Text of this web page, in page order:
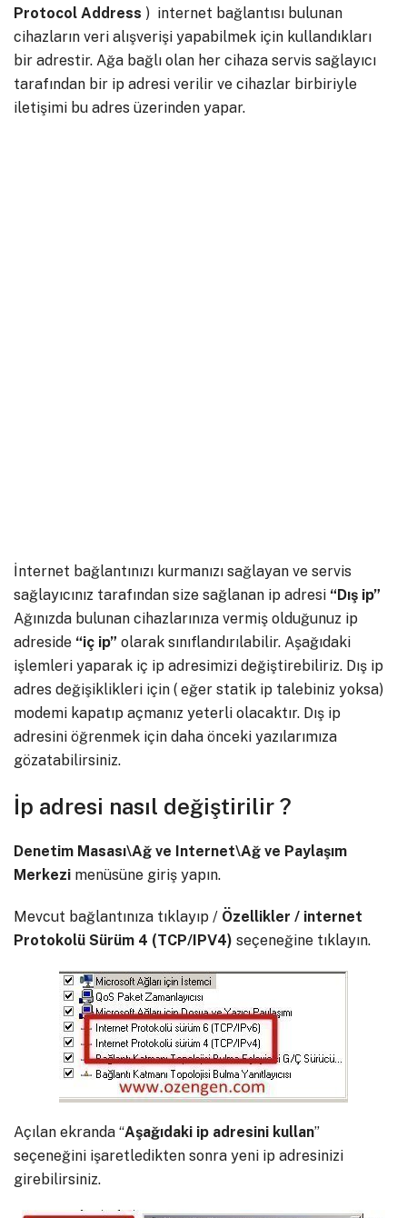
Protocol Address ) internet bağlantısı bulunan
cihazların veri alışverişi yapabilmek için kullandıkları
bir adrestir. Ağa bağlı olan her cihaza servis sağlayıcı
tarafından bir ip adresi verilir ve cihazlar birbiriyle
iletişimi bu adres üzerinden yapar.
İnternet bağlantınızı kurmanızı sağlayan ve servis
sağlayıcınız tarafından size sağlanan ip adresi “Dış ip”
Ağınızda bulunan cihazlarınıza vermiş olduğunuz ip
adreside “iç ip” olarak sınıflandırılabilir. Aşağıdaki
işlemleri yaparak iç ip adresimizi değiştirebiliriz. Dış ip
adres değişiklikleri için ( eğer statik ip talebiniz yoksa)
modemi kapatıp açmanız yeterli olacaktır. Dış ip
adresini öğrenmek için daha önceki yazılarımıza
gözatabilirsiniz.
İp adresi nasıl değiştirilir ?
Denetim Masası\Ağ ve Internet\Ağ ve Paylaşım
Merkezi menüsüne giriş yapın.
Mevcut bağlantınıza tıklayıp / Özellikler / internet
Protokolü Sürüm 4 (TCP/IPV4) seçeneğine tıklayın.
Açılan ekranda “Aşağıdaki ip adresini kullan”
seçeneğini işaretledikten sonra yeni ip adresinizi
girebilirsiniz.